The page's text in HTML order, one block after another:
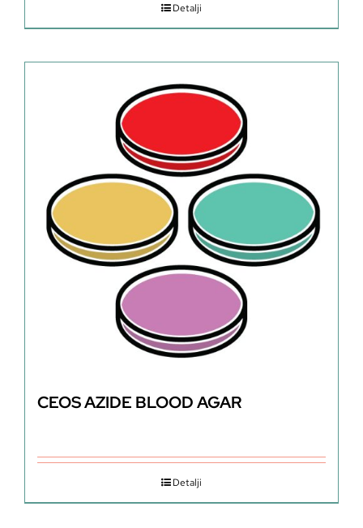
Detalji
CEOS AZIDE BLOOD AGAR
Detalji